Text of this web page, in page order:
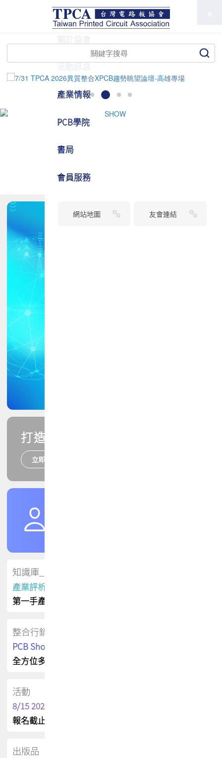
打造您的PCB專業技能
立即報名
知識庫_會員專屬
產業評析報告
第一手產業資訊
整合行銷
PCB Shop 採購指南
全方位多元曝光方案
活動
8/15 2026 TPCA健康盃保齡球聯誼賽
報名截止日 : 8/3 活動日期 : 8/15
出版品
TPCA
活動訊息
產業情報
PCB學院
書局
會員服務
網站地圖 友會連結